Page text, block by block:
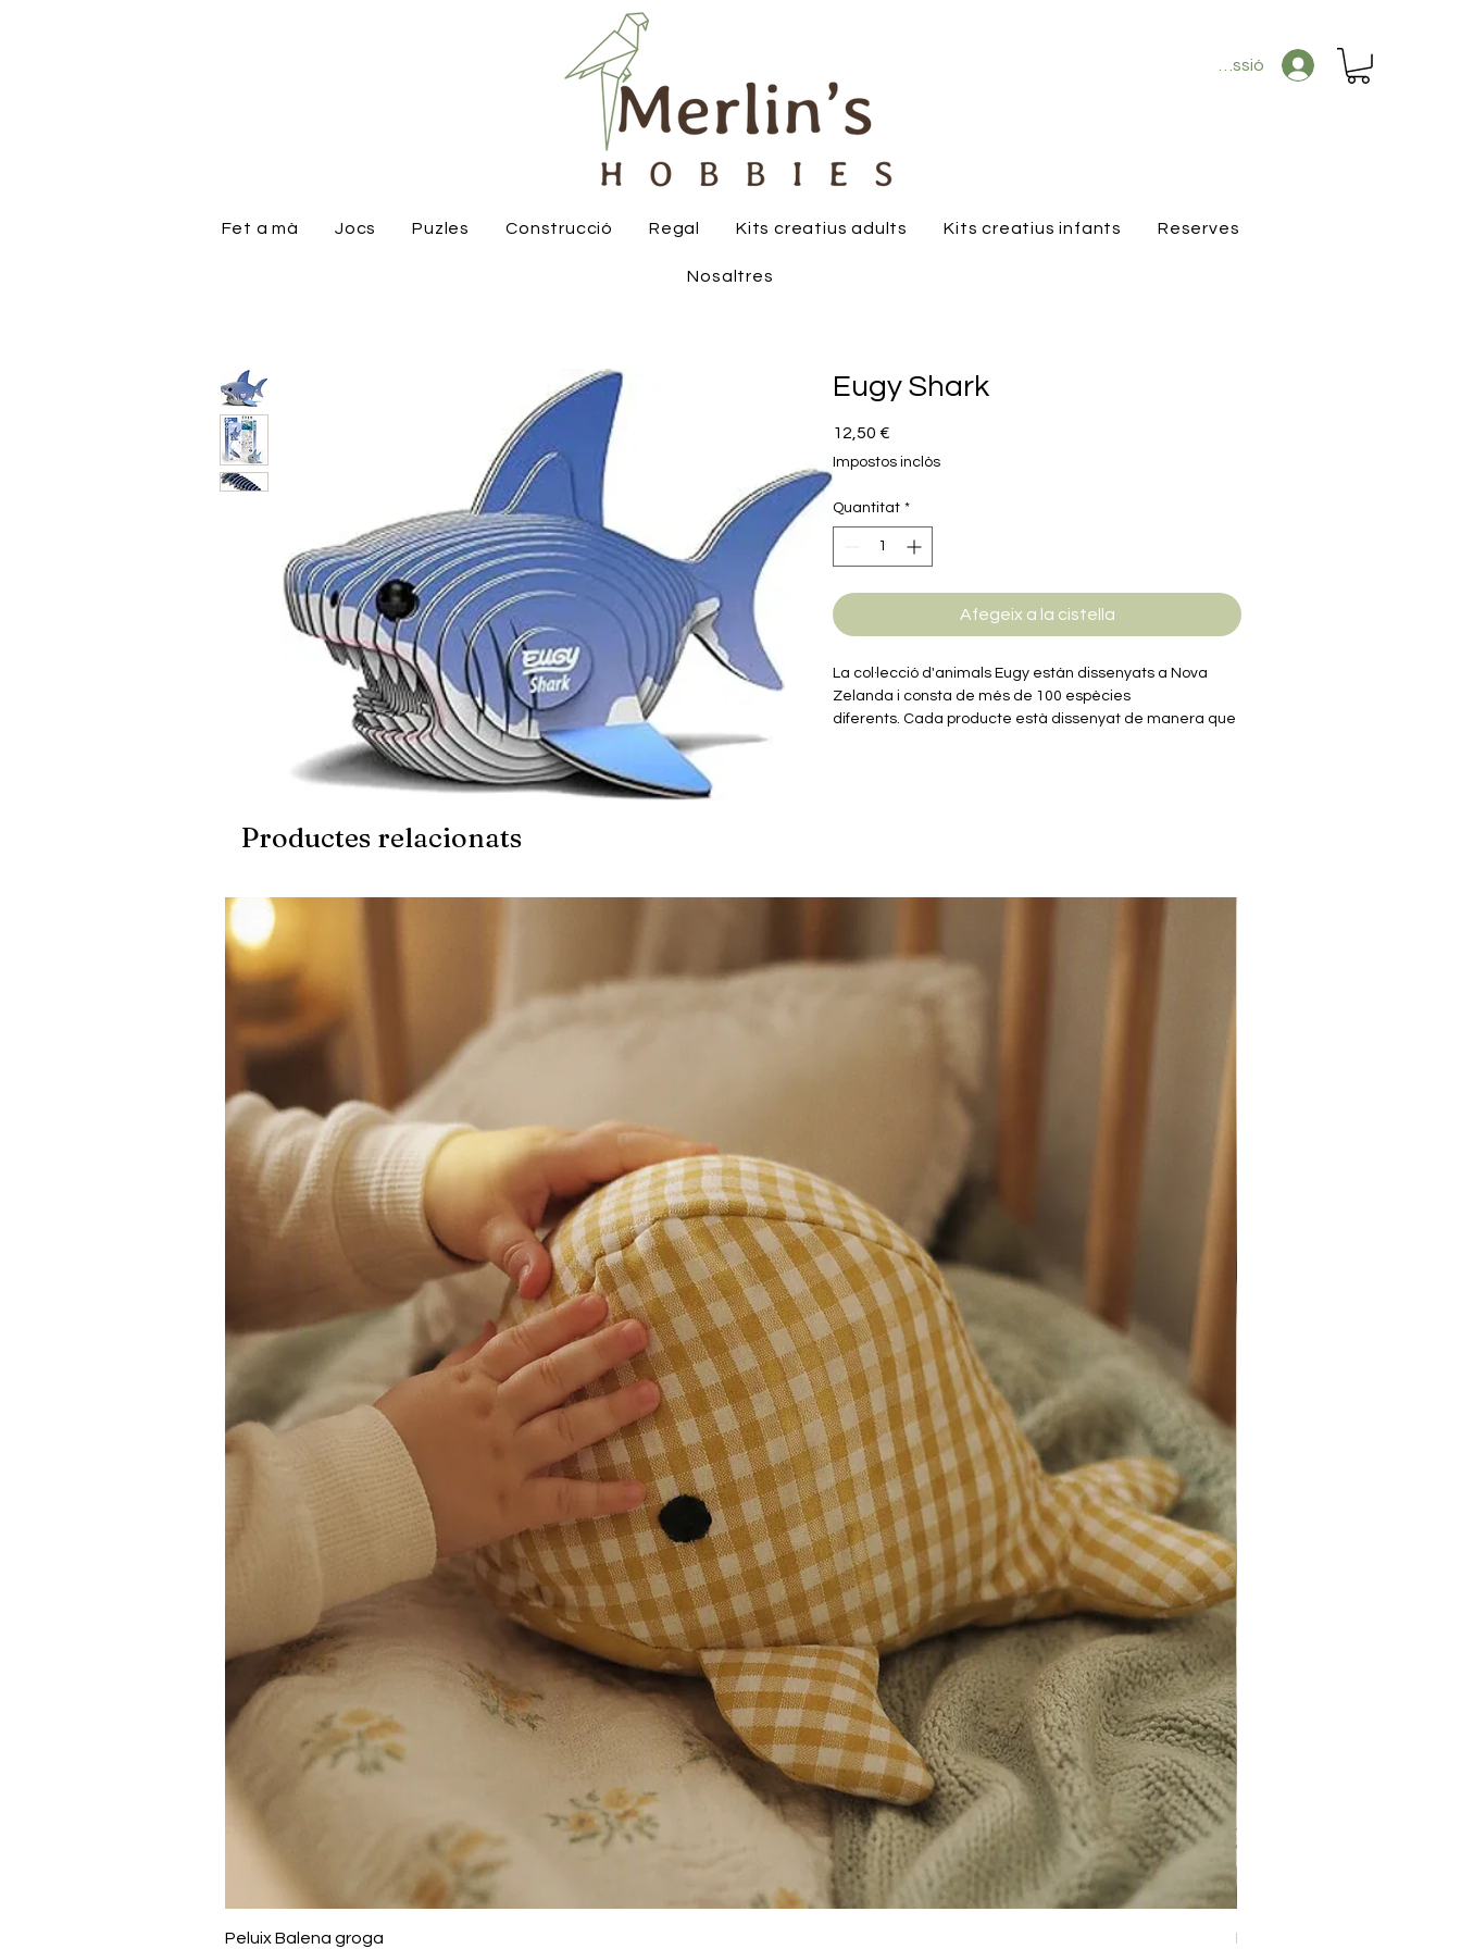
Inicia la sessió
Fet a mà Jocs Puzles Construcció Regal Kits creatius adults Kits creatius infants Reserves
Nosaltres
Eugy Shark
12,50 €
Impostos inclòs
Quantitat *
Afegeix a la cistella
La col·lecció d'animals Eugy están dissenyats a Nova
Zelanda i consta de més de 100 espècies
diferents. Cada producte està dissenyat de manera que
També inclouen una cola no tòxica soluble en aigua i
Productes relacionats
Peluix Balena groga Peluix Balena verda